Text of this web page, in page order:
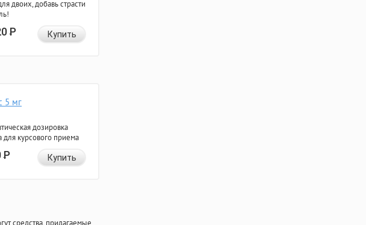
двоих, добавь страсти
Р Купить
5 мг
дозировка
для курсового приема
Р Купить